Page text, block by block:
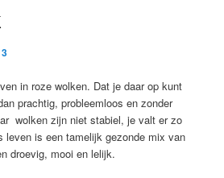
in roze wolken. Dat je daar op kunt
prachtig, probleemloos en zonder
wolken zijn niet stabiel, je valt er zo
leven is een tamelijk gezonde mix van
droevig, mooi en lelijk.